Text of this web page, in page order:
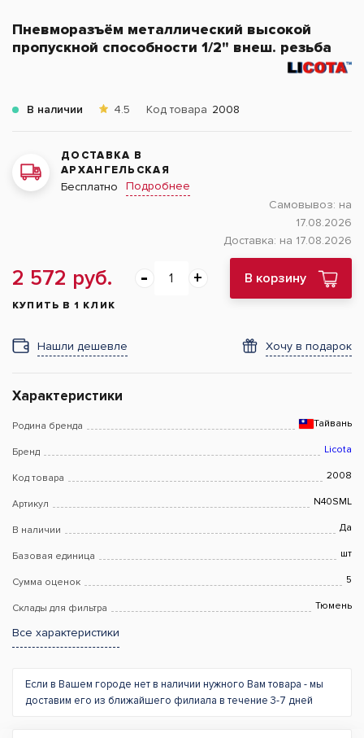
Пневморазъём металлический высокой
пропускной способности 1/2" внеш. резьба
В наличии 4.5 Код товара 2008
ДОСТАВКА В
АРХАНГЕЛЬСКАЯ
Бесплатно
Подробнее
Самовывоз: на
17.08.2026
Доставка: на 17.08.2026
2 572 руб. В корзину
КУПИТЬ В 1 КЛИК
Нашли дешевле Хочу в подарок
Характеристики
Родина бренда Тайвань
Бренд Licota
Код товара 2008
Артикул N40SML
В наличии Да
Базовая единица шт
Сумма оценок 5
Склады для фильтра Тюмень
Все характеристики
Если в Вашем городе нет в наличии нужного Вам товара - мы
доставим его из ближайшего филиала в течение 3-7 дней